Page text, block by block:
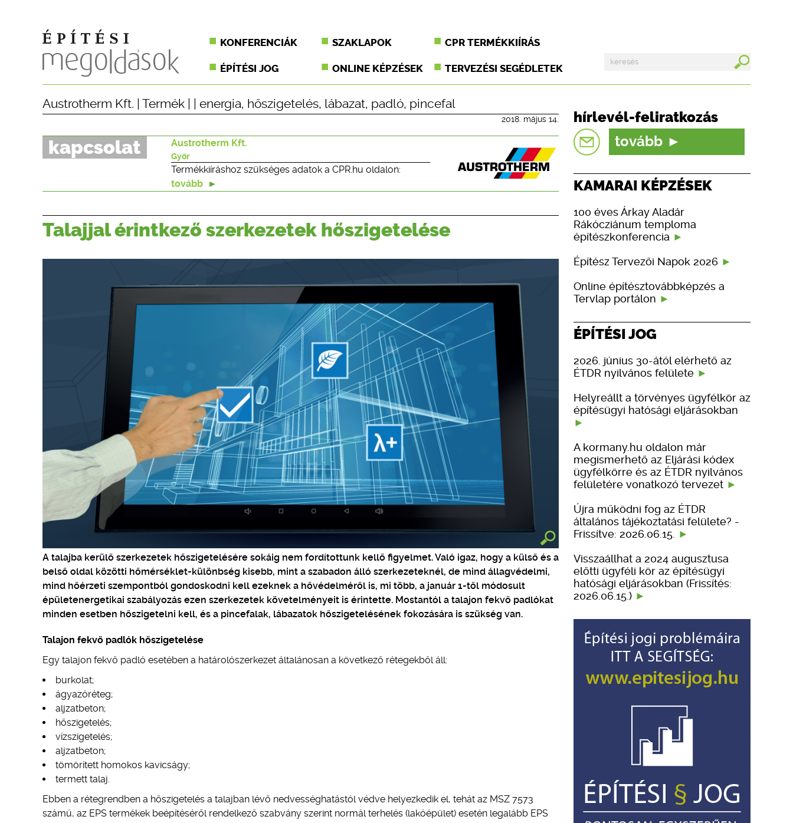
KONFERENCIÁK SZAKLAPOK CPR TERMÉKKIÍRÁS
ÉPÍTÉSI JOG ONLINE KÉPZÉSEK TERVEZÉSI SEGÉDLETEK
Austrotherm Kft. Termék energia, hőszigetelés, lábazat, padló, pincefal
2018. május 14.
kapcsolat Austrotherm Kft.
Győr
Termékkiíráshoz szükséges adatok a CPR.hu oldalon:
tovább
Talajjal érintkező szerkezetek hőszigetelése
A talajba kerülő szerkezetek hőszigetelésére sokáig nem fordítottunk kellő figyelmet. Való igaz, hogy a külső és a
belső oldal közötti hőmérséklet-különbség kisebb, mint a szabadon álló szerkezeteknél, de mind állagvédelmi,
mind hőérzeti szempontból gondoskodni kell ezeknek a hővédelméről is, mi több, a január 1-től módosult
épületenergetikai szabályozás ezen szerkezetek követelményeit is érintette. Mostantól a talajon fekvő padlókat
minden esetben hőszigetelni kell, és a pincefalak, lábazatok hőszigetelésének fokozására is szükség van.
Talajon fekvő padlók hőszigetelése
Egy talajon fekvő padló esetében a határolószerkezet általánosan a következő rétegekből áll:
burkolat;
ágyazóréteg;
aljzatbeton;
hőszigetelés;
vízszigetelés;
aljzatbeton;
tömörített homokos kavicságy;
termett talaj.
Ebben a rétegrendben a hőszigetelés a talajban lévő nedvességhatástól védve helyezkedik el, tehát az MSZ 7573
számú, az EPS termékek beépítéséről rendelkező szabvány szerint normál terhelés (lakóépület) esetén legalább EPS
hírlevél-feliratkozás
tovább
KAMARAI KÉPZÉSEK
100 éves Árkay Aladár
Rákócziánum temploma
építészkonferencia
Építész Tervezői Napok 2026
Online építésztovábbképzés a
Tervlap portálon
ÉPÍTÉSI JOG
2026. június 30-ától elérhető az
ÉTDR nyilvános felülete
Helyreállt a törvényes ügyfélkör az
építésügyi hatósági eljárásokban
A kormany.hu oldalon már
megismerhető az Eljárási kódex
ügyfélkörre és az ÉTDR nyilvános
felületére vonatkozó tervezet
Újra működni fog az ÉTDR
általános tájékoztatási felülete? -
Frissítve: 2026.06.15.
Visszaállhat a 2024 augusztusa
előtti ügyféli kör az építésügyi
hatósági eljárásokban (Frissítés:
2026.06.15.)